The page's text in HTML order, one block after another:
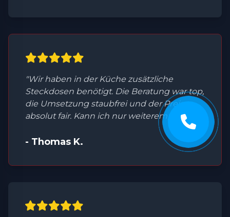
"Wir haben in der Küche zusätzliche
Steckdosen benötigt. Die Beratung war top,
die Umsetzung staubfrei und der Preis
absolut fair. Kann ich nur weiterempfehlen."
- Thomas K.